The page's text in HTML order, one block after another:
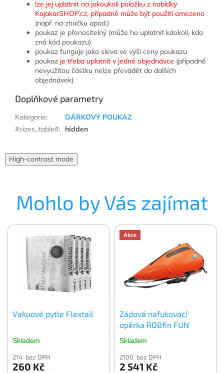
lze jej uplatnit na jakoukoli položku z nabídky
KajakarSHOP.cz, případně může být použití omezeno
(např. na značku apod.)
poukaz je přenositelný (může ho uplatnit kdokoli, kdo
zná kód poukazu)
poukaz funguje jako sleva ve výši ceny poukazu
poukaz je třeba uplatnit v jedné objednávce (případně
nevyužitou částku nelze převádět do dalších
objednávek)
Doplňkové parametry
Kategorie:
DÁRKOVÝ POUKAZ
#sizes_table#: hidden
High-contrast mode
Mohlo by Vás zajímat
Vakuové pytle Flextail
Skladem
214 bez DPH
260 Kč
Akce
Zádová nafukovací
opěrka ROBfin FUN
Skladem
2100 bez DPH
2 541 Kč